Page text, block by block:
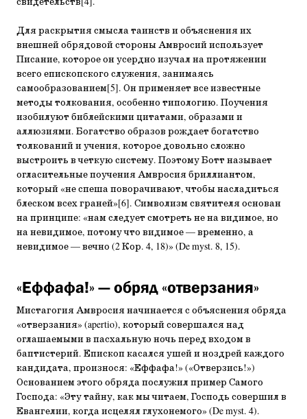
Для раскрытия смысла таинств и объяснения их
внешней обрядовой стороны Амвросий использует
Писание, которое он усердно изучал на протяжении
всего епископского служения, занимаясь
самообразованием[5]. Он применяет все известные
методы толкования, особенно типологию. Поучения
изобилуют библейскими цитатами, образами и
аллюзиями. Богатство образов рождает богатство
толкований и учения, которое довольно сложно
выстроить в четкую систему. Поэтому Ботт называет
огласительные поучения Амвросия бриллиантом,
который «не спеша поворачивают, чтобы насладиться
блеском всех граней»[6]. Символизм святителя основан
на принципе: «нам следует смотреть не на видимое, но
на невидимое, потому что видимое — временно, а
невидимое — вечно (2 Кор. 4, 18)» (De myst. 8, 15).
«Еффафа!» — обряд «отверзания»
Мистагогия Амвросия начинается с объяснения обряда
«отверзания» (apertio), который совершался над
оглашаемыми в пасхальную ночь перед входом в
баптистерий. Епископ касался ушей и ноздрей каждого
кандидата, произнося: «Еффафа!» («Отверзись!»)
Основанием этого обряда послужил пример Самого
Господа: «Эту тайну, как мы читаем, Господь совершил в
Евангелии, когда исцелял глухонемого» (De myst. 4).